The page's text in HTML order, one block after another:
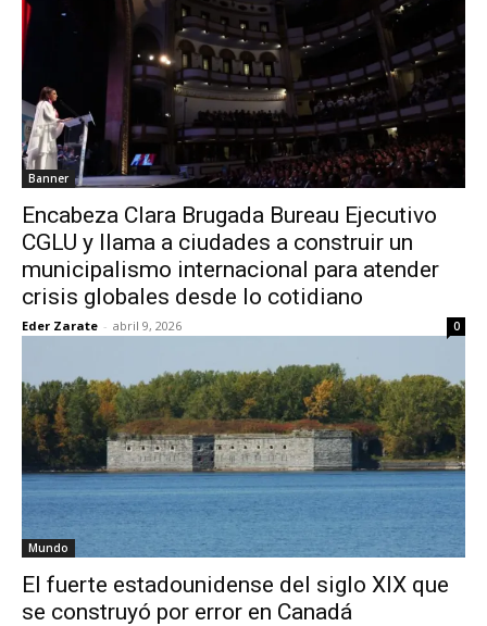
Banner
Encabeza Clara Brugada Bureau Ejecutivo
CGLU y llama a ciudades a construir un
municipalismo internacional para atender
crisis globales desde lo cotidiano
Eder Zarate - abril 9, 2026 0
Mundo
El fuerte estadounidense del siglo XIX que
se construyó por error en Canadá